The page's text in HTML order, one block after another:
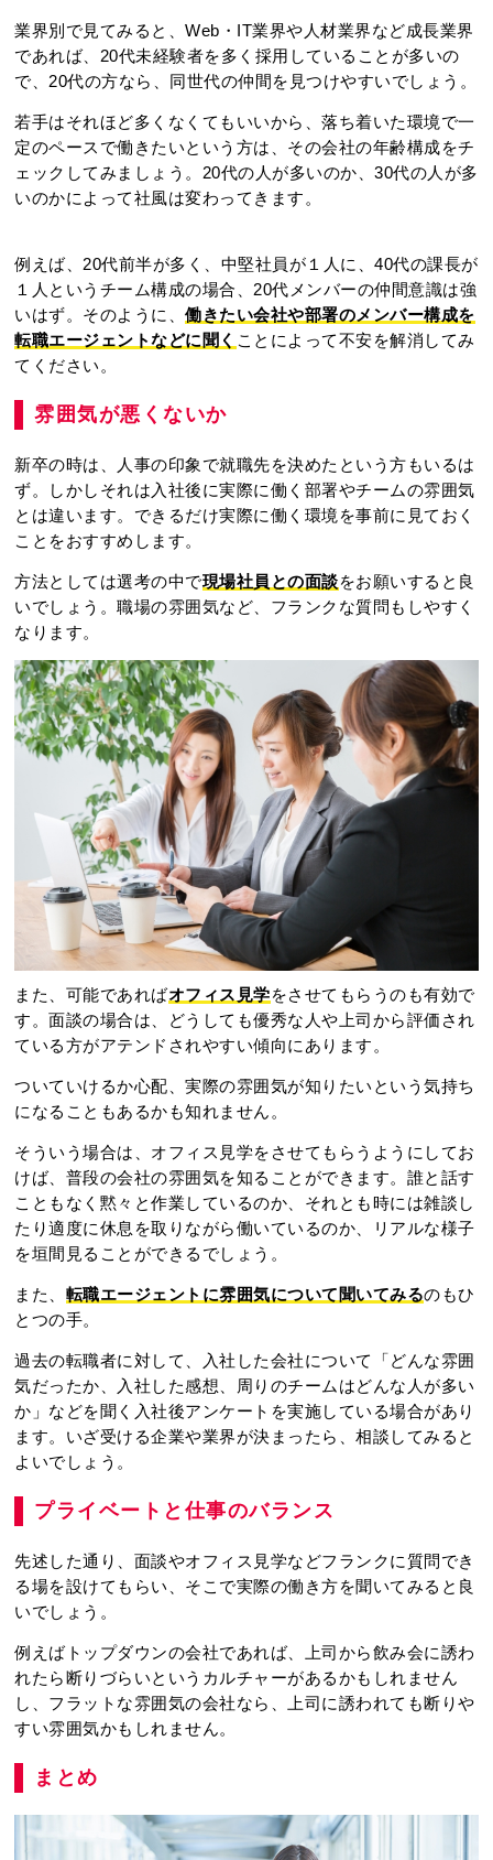
業界別で見てみると、Web・IT業界や人材業界など成長業界
であれば、20代未経験者を多く採用していることが多いの
で、20代の方なら、同世代の仲間を見つけやすいでしょう。
若手はそれほど多くなくてもいいから、落ち着いた環境で一
定のペースで働きたいという方は、その会社の年齢構成をチ
ェックしてみましょう。20代の人が多いのか、30代の人が多
いのかによって社風は変わってきます。
例えば、20代前半が多く、中堅社員が１人に、40代の課長が
１人というチーム構成の場合、20代メンバーの仲間意識は強
いはず。そのように、 働きたい会社や部署のメンバー構成を
転職エージェントなどに聞く ことによって不安を解消してみ
てください。
雰囲気が悪くないか
新卒の時は、人事の印象で就職先を決めたという方もいるは
ず。しかしそれは入社後に実際に働く部署やチームの雰囲気
とは違います。できるだけ実際に働く環境を事前に見ておく
ことをおすすめします。
方法としては選考の中で現場社員との面談をお願いすると良
いでしょう。職場の雰囲気など、フランクな質問もしやすく
なります。
また、可能であればオフィス見学をさせてもらうのも有効で
す。面談の場合は、どうしても優秀な人や上司から評価され
ている方がアテンドされやすい傾向にあります。
ついていけるか心配、実際の雰囲気が知りたいという気持ち
になることもあるかも知れません。
そういう場合は、オフィス見学をさせてもらうようにしてお
けば、普段の会社の雰囲気を知ることができます。誰と話す
こともなく黙々と作業しているのか、それとも時には雑談し
たり適度に休息を取りながら働いているのか、リアルな様子
を垣間見ることができるでしょう。
また、 転職エージェントに雰囲気について聞いてみるのもひ
とつの手。
過去の転職者に対して、入社した会社について「どんな雰囲
気だったか、入社した感想、周りのチームはどんな人が多い
か」などを聞く入社後アンケートを実施している場合があり
ます。いざ受ける企業や業界が決まったら、相談してみると
よいでしょう。
プライベートと仕事のバランス
先述した通り、面談やオフィス見学などフランクに質問でき
る場を設けてもらい、そこで実際の働き方を聞いてみると良
いでしょう。
例えばトップダウンの会社であれば、上司から飲み会に誘わ
れたら断りづらいというカルチャーがあるかもしれません
し、フラットな雰囲気の会社なら、上司に誘われても断りや
すい雰囲気かもしれません。
まとめ